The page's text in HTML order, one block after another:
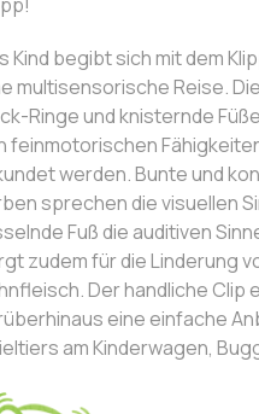
Kind begibt sich mit dem
multisensorische Reise.
Ringe und knisternde
feinmotorischen
werden. Bunte und
sprechen die visuellen
Fuß die auditiven
zudem für die Linderung
Der handliche Clip
eine einfache
am Kinderwagen,